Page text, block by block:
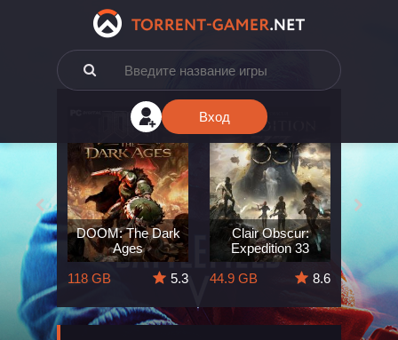
Вход
The
5.7
DOOM: The Dark
Ages
118 GB
5.3
Clair Obscur:
Expedition 33
44.9 GB
8.6
164 GB